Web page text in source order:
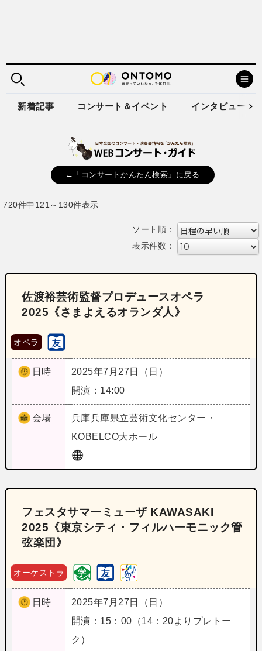
新着記事 コンサート＆イベント インタビュー
←「コンサートかんたん検索」に戻る
720件中121～130件表示
ソート順：
表示件数：
佐渡裕芸術監督プロデュースオペラ
2025《さまよえるオランダ人》
オペラ
日時
2025年7月27日（日）
開演：14:00
会場 兵庫兵庫県立芸術文化センター・
KOBELCO大ホール
フェスタサマーミューザ KAWASAKI
2025《東京シティ・フィルハーモニック管
弦楽団》
オーケストラ
日時
2025年7月27日（日）
開演：15：00（14：20よりプレトー
ク）